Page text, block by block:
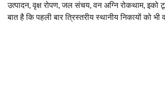
उत्पादन, वृक्ष रोपण, जल संचय, वन अग्नि रोकथाम, इको
बात है कि पहली बार त्रिस्तरीय स्थानीय निकायों को